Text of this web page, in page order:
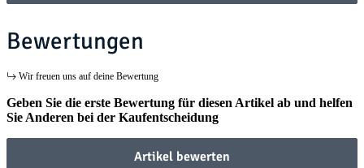
Bewertungen
Wir freuen uns auf deine Bewertung
Geben Sie die erste Bewertung für diesen Artikel ab und helfen
Sie Anderen bei der Kaufentscheidung
Artikel bewerten